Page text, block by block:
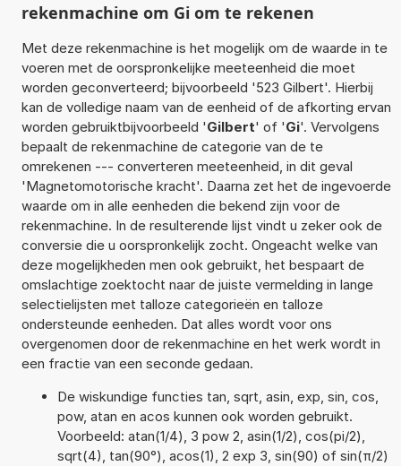
rekenmachine om Gi om te rekenen
Met deze rekenmachine is het mogelijk om de waarde in te
voeren met de oorspronkelijke meeteenheid die moet
worden geconverteerd; bijvoorbeeld '523 Gilbert'. Hierbij
kan de volledige naam van de eenheid of de afkorting ervan
worden gebruiktbijvoorbeeld 'Gilbert' of 'Gi'. Vervolgens
bepaalt de rekenmachine de categorie van de te
omrekenen --- converteren meeteenheid, in dit geval
'Magnetomotorische kracht'. Daarna zet het de ingevoerde
waarde om in alle eenheden die bekend zijn voor de
rekenmachine. In de resulterende lijst vindt u zeker ook de
conversie die u oorspronkelijk zocht. Ongeacht welke van
deze mogelijkheden men ook gebruikt, het bespaart de
omslachtige zoektocht naar de juiste vermelding in lange
selectielijsten met talloze categorieën en talloze
ondersteunde eenheden. Dat alles wordt voor ons
overgenomen door de rekenmachine en het werk wordt in
een fractie van een seconde gedaan.
De wiskundige functies tan, sqrt, asin, exp, sin, cos,
pow, atan en acos kunnen ook worden gebruikt.
Voorbeeld: atan(1/4), 3 pow 2, asin(1/2), cos(pi/2),
sqrt(4), tan(90°), acos(1), 2 exp 3, sin(90) of sin(π/2)